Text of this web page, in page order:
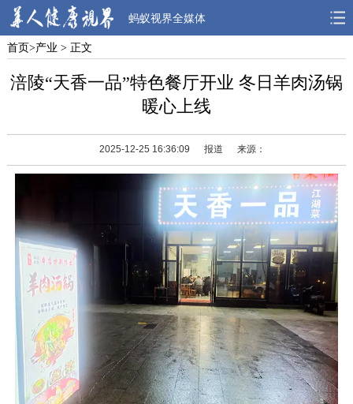
蚂蚁视界全媒体
首页 焦点 观点
风采
观察 解读 健康
首页>产业 > 正文
涪陵“天香一品”特色餐厅开业 冬日羊肉汤锅
暖心上线
2025-12-25 16:36:09 报道 来源：